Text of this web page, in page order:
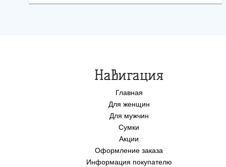
Навигация
Главная
Для женщин
Для мужчин
Сумки
Акции
Оформление заказа
Информация покупателю